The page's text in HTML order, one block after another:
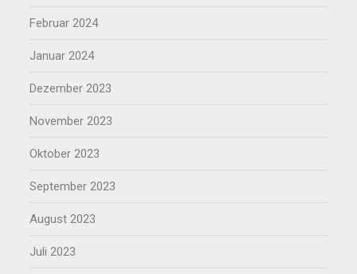
Februar 2024
Januar 2024
Dezember 2023
November 2023
Oktober 2023
September 2023
August 2023
Juli 2023